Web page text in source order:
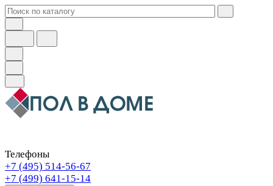
Телефоны
+7 (495) 514-56-67
+7 (499) 641-15-14